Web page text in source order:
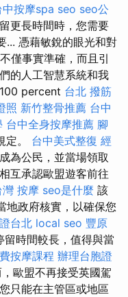
中按摩spa seo seo公
更長時間時，您需要
... 憑藉敏銳的眼光和對
僅事實準確，而且引
的人工智慧系統和我
percent 台北 撥筋
照 新竹整骨推薦 台中
台中全身按摩推薦 腳
定。 台中美式整復 經
為公民，並當場領取
互承認歐盟遊客前往
灣 按摩 seo是什麼 該
地政府核實，以確保您
台北 local seo 豐原
留時間較長，值得與當
按摩課程 辦理台胞證
歐盟不再接受英國駕
只能在主管區或地區